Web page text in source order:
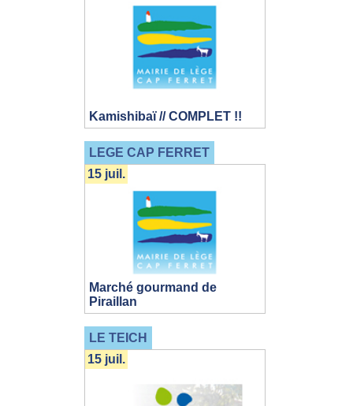
Kamishibaï // COMPLET !!
LEGE CAP FERRET
Marché gourmand de
Piraillan
15 juil.
LE TEICH
15 juil.